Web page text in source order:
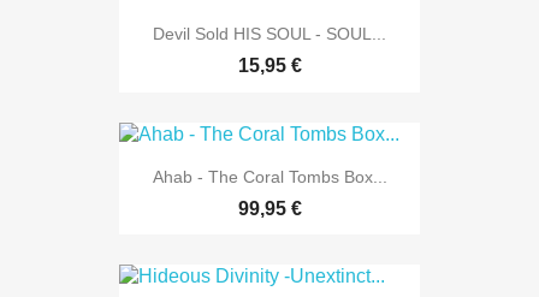
Devil Sold HIS SOUL - SOUL...
15,95 €
Ahab - The Coral Tombs Box...
99,95 €